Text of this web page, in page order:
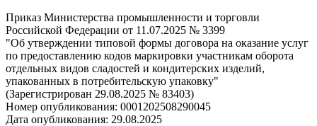
Приказ Министерства промышленности и торговли
Российской Федерации от 11.07.2025 № 3399
"Об утверждении типовой формы договора на оказание услуг
по предоставлению кодов маркировки участникам оборота
отдельных видов сладостей и кондитерских изделий,
упакованных в потребительскую упаковку"
(Зарегистрирован 29.08.2025 № 83403)
Номер опубликования: 0001202508290045
Дата опубликования: 29.08.2025